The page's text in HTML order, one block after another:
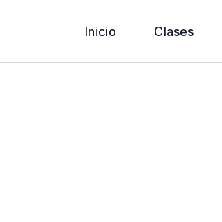
Inicio Clases